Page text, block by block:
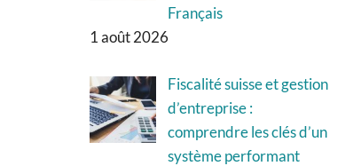
Français
1 août 2026
Fiscalité suisse et gestion
d’entreprise :
comprendre les clés d’un
système performant